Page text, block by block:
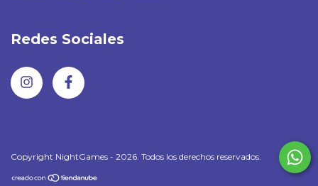
Redes Sociales
Copyright NightGames - 2026. Todos los derechos reservados.